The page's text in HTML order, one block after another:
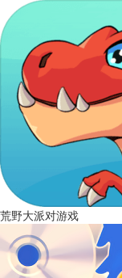
荒野大派对游戏